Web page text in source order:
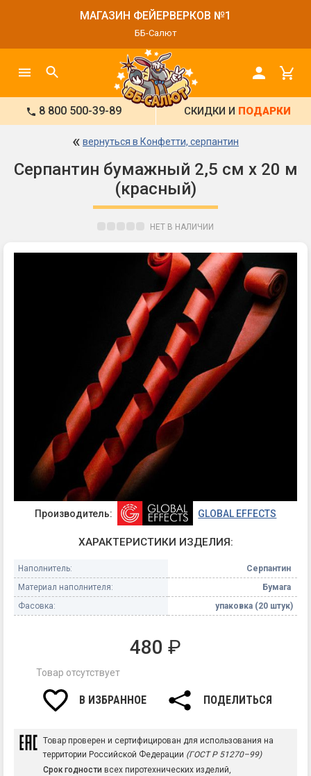
МАГАЗИН ФЕЙЕРВЕРКОВ №1
ББ-Салют
8 800 500-39-89 СКИДКИ И ПОДАРКИ
« вернуться в Конфетти, серпантин
Серпантин бумажный 2,5 см х 20 м
(красный)
НЕТ В НАЛИЧИИ
Производитель: GLOBAL EFFECTS
ХАРАКТЕРИСТИКИ ИЗДЕЛИЯ:
Наполнитель:
Серпантин
Материал наполнителя:
Бумага
Фасовка:
упаковка (20 штук)
480 ₽
Товар отсутствует
В ИЗБРАННОЕ ПОДЕЛИТЬСЯ
Товар проверен и сертифицирован для использования на
территории Российской Федерации (ГОСТ Р 51270–99)
Срок годности всех пиротехнических изделий,